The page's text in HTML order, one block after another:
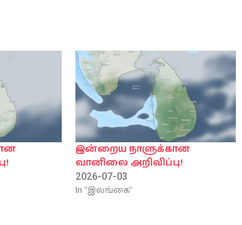
இன்றைய நாளுக்கான
வானிலை அறிவிப்பு!
2026-07-03
In "இலங்கை"